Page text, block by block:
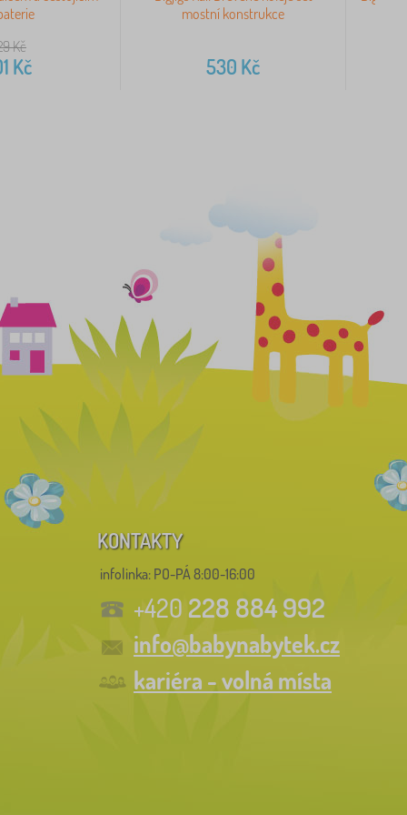
Kč
Kč
mostní konstrukce
530 Kč
KONTAKTY
infolinka: PO-PÁ 8:00-16:00
+420 228 884 992
info@babynabytek.cz
kariéra - volná místa